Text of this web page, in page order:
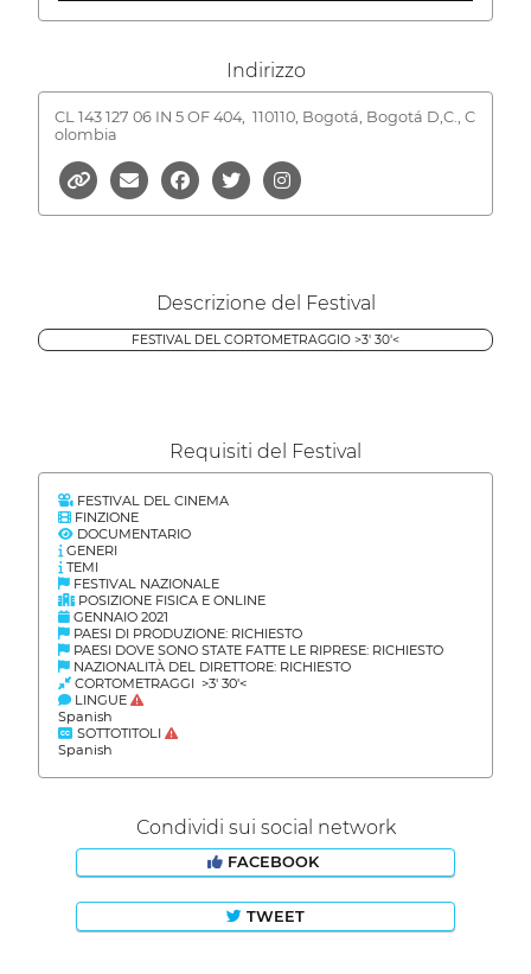
Indirizzo
CL 143 127 06 IN 5 OF 404, 110110, Bogotá, Bogotá D,C., C
olombia
Descrizione del Festival
FESTIVAL DEL CORTOMETRAGGIO >3' 30'<
Requisiti del Festival
FESTIVAL DEL CINEMA
FINZIONE
DOCUMENTARIO
GENERI
TEMI
FESTIVAL NAZIONALE
POSIZIONE FISICA E ONLINE
GENNAIO 2021
PAESI DI PRODUZIONE: RICHIESTO
PAESI DOVE SONO STATE FATTE LE RIPRESE: RICHIESTO
NAZIONALITÀ DEL DIRETTORE: RICHIESTO
CORTOMETRAGGI >3' 30'<
LINGUE
Spanish
SOTTOTITOLI
Spanish
Condividi sui social network
FACEBOOK
TWEET